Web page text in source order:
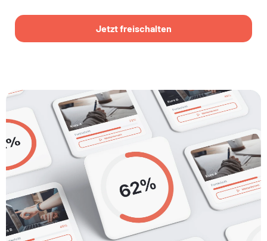
Jetzt freischalten